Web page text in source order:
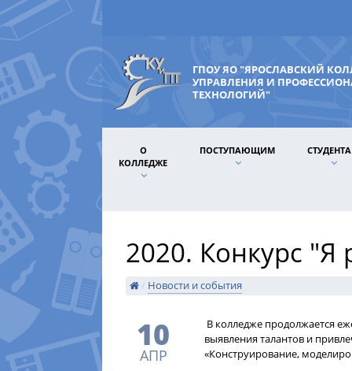
ГПОУ ЯО "ЯРОСЛАВСКИЙ
УПРАВЛЕНИЯ И
ТЕХНОЛОГИЙ"
О
КОЛЛЕДЖЕ
ПОСТУПАЮЩИМ
2020. Конкурс
/ Новости и события
10
АПР
В колледже продолжается
выявления талантов и
«Конструирование,